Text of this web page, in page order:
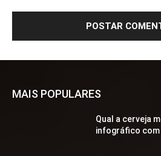
MAIS POPULARES
Qual a cerveja
infográfico com